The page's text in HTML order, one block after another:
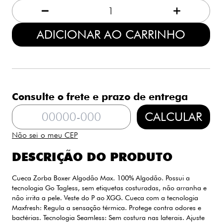
ADICIONAR AO CARRINHO
Consulte o frete e prazo de entrega
CALCULAR
Não sei o meu CEP
DESCRIÇÃO DO PRODUTO
Cueca Zorba Boxer Algodão Max. 100% Algodão. Possui a
tecnologia Go Tagless, sem etiquetas costuradas, não arranha e
não irrita a pele. Veste do P ao XGG. Cueca com a tecnologia
Maxfresh: Regula a sensação térmica. Protege contra odores e
bactérias. Tecnologia Seamless: Sem costura nas laterais. Ajuste